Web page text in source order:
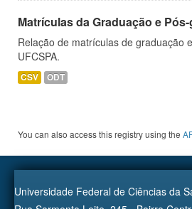
Matrículas da Graduação e
Relação de matrículas de graduação
UFCSPA.
CSV ODT
You can also access this registry using the
Universidade Federal de Ciências da